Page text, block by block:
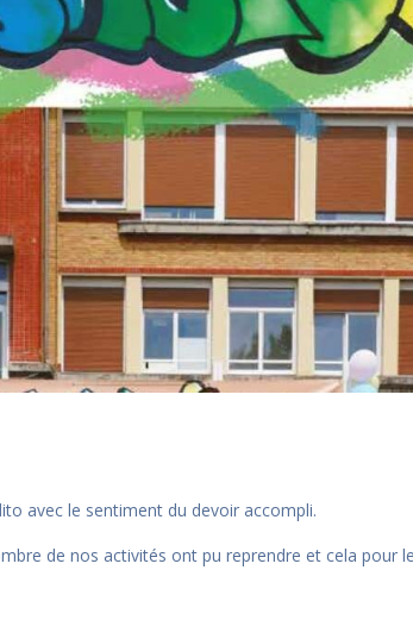
avec le sentiment du devoir accompli.
de nos activités ont pu reprendre et cela pour